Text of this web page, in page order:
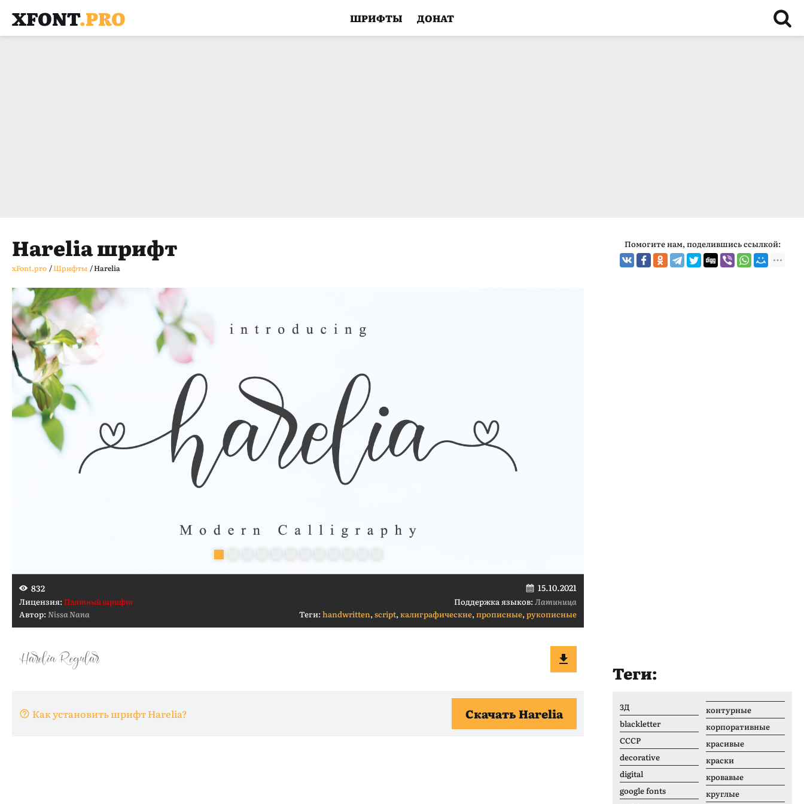
XFONT.PRO ШРИФТЫ ДОНАТ
Harelia шрифт
xFont.pro /Шрифты /Harelia
Помогите нам, поделившись ссылкой:
832 15.10.2021
Лицензия:Платный шрифт Поддержка языков:Латиница
Автор:Nissa Nana Теги:handwritten,script,калиграфические,прописные,рукописные
Как установить шрифт Harelia? Скачать Harelia
Теги:
3Д
blackletter
CCCР
decorative
digital
google fonts
контурные
корпоративные
красивые
краски
кровавые
круглые